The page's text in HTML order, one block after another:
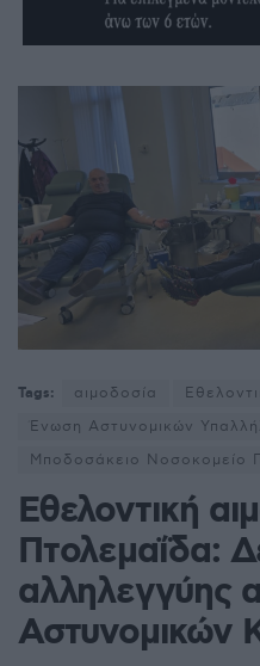
Tags: αιμοδοσία
Ένωση Αστυνομικών
Μποδοσάκειο Νοσοκομείο
Εθελοντική
Πτολεμαΐδα:
αλληλεγγύης
Αστυνομικών